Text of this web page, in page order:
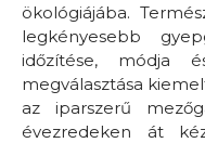
ökológiájába.
legkényesebb
időzítése, módja
megválasztása
az iparszerű
évezredeken át